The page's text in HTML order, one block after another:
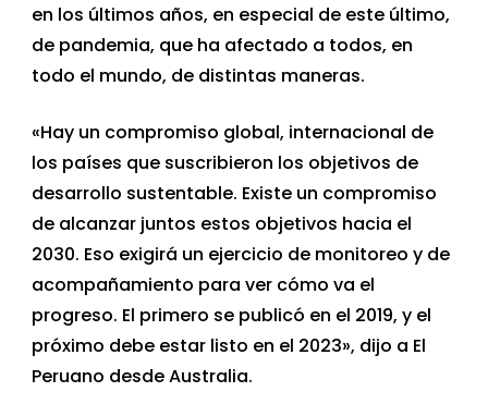
en los últimos años, en especial de este último,
de pandemia, que ha afectado a todos, en
todo el mundo, de distintas maneras.
«Hay un compromiso global, internacional de
los países que suscribieron los objetivos de
desarrollo sustentable. Existe un compromiso
de alcanzar juntos estos objetivos hacia el
2030. Eso exigirá un ejercicio de monitoreo y de
acompañamiento para ver cómo va el
progreso. El primero se publicó en el 2019, y el
próximo debe estar listo en el 2023», dijo a El
Peruano desde Australia.